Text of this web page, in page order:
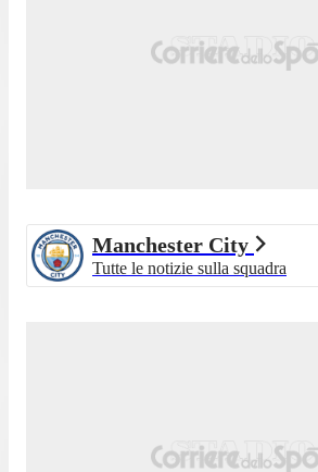
Manchester City
Tutte le notizie sulla squadra